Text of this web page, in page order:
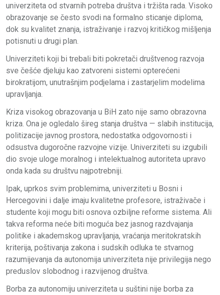
univerziteta od stvarnih potreba društva i tržišta rada. Visoko
obrazovanje se često svodi na formalno sticanje diploma,
dok su kvalitet znanja, istraživanje i razvoj kritičkog mišljenja
potisnuti u drugi plan.
Univerziteti koji bi trebali biti pokretači društvenog razvoja
sve češće djeluju kao zatvoreni sistemi opterećeni
birokratijom, unutrašnjim podjelama i zastarjelim modelima
upravljanja.
Kriza visokog obrazovanja u BiH zato nije samo obrazovna
kriza. Ona je ogledalo šireg stanja društva — slabih institucija,
politizacije javnog prostora, nedostatka odgovornosti i
odsustva dugoročne razvojne vizije. Univerziteti su izgubili
dio svoje uloge moralnog i intelektualnog autoriteta upravo
onda kada su društvu najpotrebniji.
Ipak, uprkos svim problemima, univerziteti u Bosni i
Hercegovini i dalje imaju kvalitetne profesore, istraživače i
studente koji mogu biti osnova ozbiljne reforme sistema. Ali
takva reforma neće biti moguća bez jasnog razdvajanja
politike i akademskog upravljanja, vraćanja meritokratskih
kriterija, poštivanja zakona i sudskih odluka te stvarnog
razumijevanja da autonomija univerziteta nije privilegija nego
preduslov slobodnog i razvijenog društva.
Borba za autonomiju univerziteta u suštini nije borba za